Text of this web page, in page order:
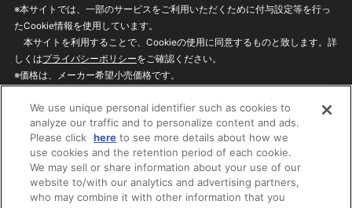
※本サイトでは、一部のサービスをご利用いただくために付与設定等を行っ
たCookie情報を使用しています。
本サイトを利用することで、Cookieの使用に同意するものと致します。詳
しくはプライバシーポリシーをご確認ください。
※価格は、メーカー希望小売価格です。
ざいますのでご了承ください。
privacypolicy
Do Not Sell or Share My
Personal Information
ウェブサイトご利用条件
ソーシャルメディアポリシー
個人情報保護方針
お問い合わせ
We use unique personal identifier such as cookies to
analyze our traffic and to personalize content and ads.
Please click here to see more details about how we
use cookies and the retention period of each cookie.
We may sell or share information about your use of our
website to/with our analytics and advertising partners,
who may combine it with other information that you